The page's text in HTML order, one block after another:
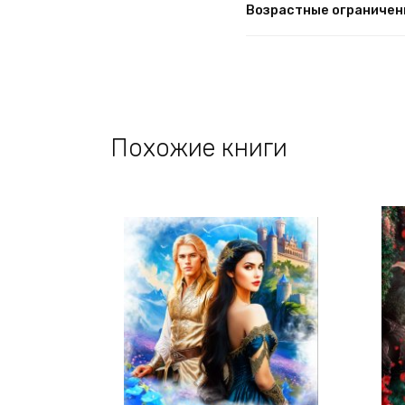
Возрастные
Похожие книги